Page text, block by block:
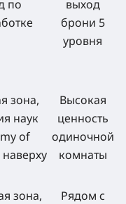
по
выход
брони 5
уровня
зона,
наук
of
Высокая
ценность
одиночной
комнаты
зона,
Рядом с